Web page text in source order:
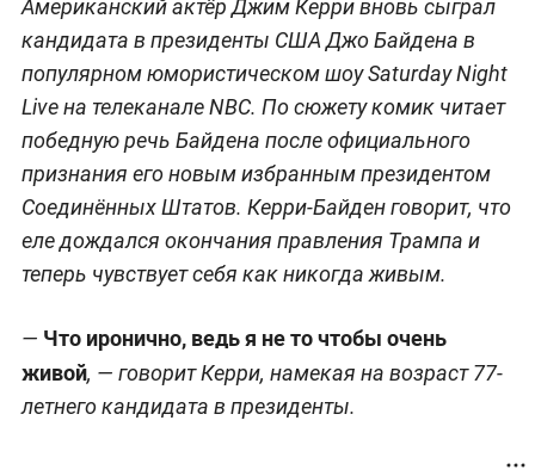
Американский актёр Джим Керри вновь сыграл
кандидата в президенты США Джо Байдена в
популярном юмористическом шоу Saturday Night
Live на телеканале NBC. По сюжету комик читает
победную речь Байдена после официального
признания его новым избранным президентом
Соединённых Штатов. Керри-Байден говорит, что
еле дождался окончания правления Трампа и
теперь чувствует себя как никогда живым.
— Что иронично, ведь я не то чтобы очень
живой, — говорит Керри, намекая на возраст 77-
летнего кандидата в президенты.